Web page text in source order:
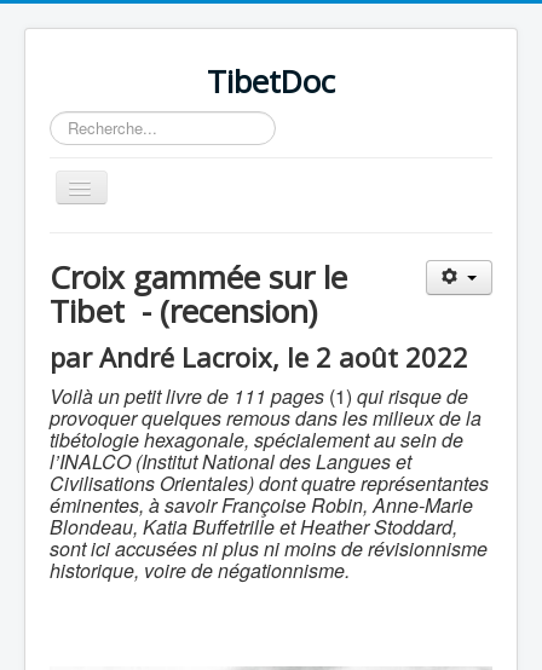
TibetDoc
Rechercher
Basculer
la
≡
Croix gammée sur le
Tibet - (recension)
par André Lacroix, le 2 août 2022
Voilà un petit livre de 111 pages (1) qui risque de
provoquer quelques remous dans les milieux de la
tibétologie hexagonale, spécialement au sein de
l’INALCO (Institut National des Langues et
Civilisations Orientales) dont quatre représentantes
éminentes, à savoir Françoise Robin, Anne-Marie
Blondeau, Katia Buffetrille et Heather Stoddard,
sont ici accusées ni plus ni moins de révisionnisme
historique, voire de négationnisme.